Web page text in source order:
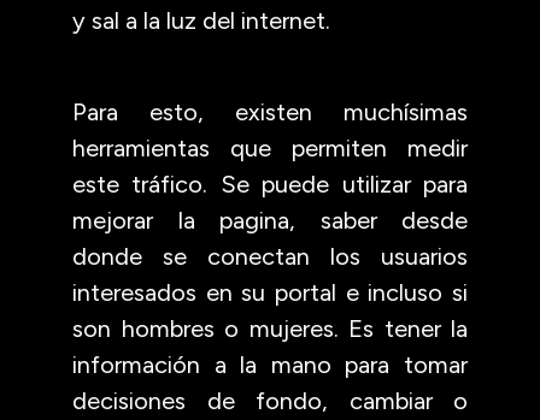
y sal a la luz del internet.
Para esto, existen muchísimas
herramientas que permiten medir
este tráfico. Se puede utilizar para
mejorar la pagina, saber desde
donde se conectan los usuarios
interesados en su portal e incluso si
son hombres o mujeres. Es tener la
información a la mano para tomar
decisiones de fondo, cambiar o